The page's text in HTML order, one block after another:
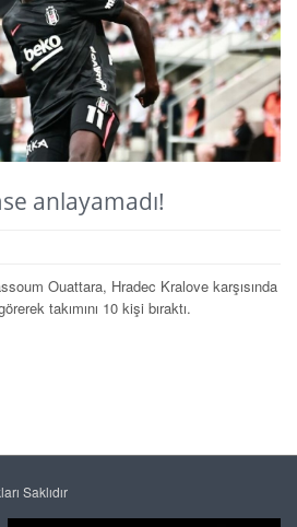
anlayamadı!
Ouattara, Hradec Kralove karşısında
takımını 10 kişi bıraktı.
Saklıdır